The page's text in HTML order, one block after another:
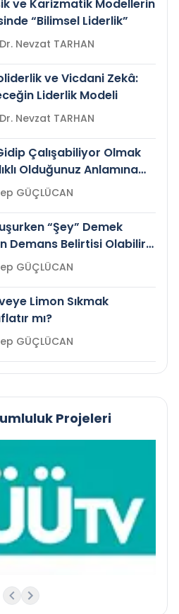
ve Karizmatik Modellerin
“Bilimsel Liderlik”
Prof.Dr. Nevzat TARHAN
ve Vicdani Zekâ:
Liderlik Modeli
Prof.Dr. Nevzat TARHAN
Çalışabiliyor Olmak
Olduğunuz Anlamına
mi?Zeynep GÜÇLÜCAN
“Şey” Demek
Demans Belirtisi Olabilir
Zeynep GÜÇLÜCAN
Limon Sıkmak
mı?
Zeynep GÜÇLÜCAN
Projeleri